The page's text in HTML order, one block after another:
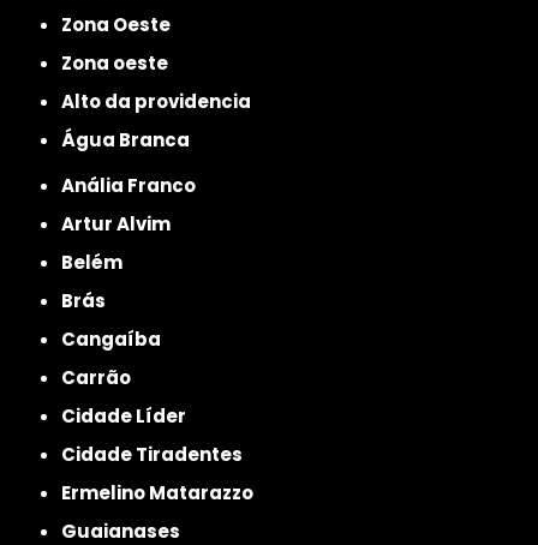
Zona Oeste
Zona oeste
alto da providencia
Água Branca
Anália Franco
Artur Alvim
Belém
Brás
Cangaíba
Carrão
Cidade Líder
Cidade Tiradentes
Ermelino Matarazzo
Guaianases